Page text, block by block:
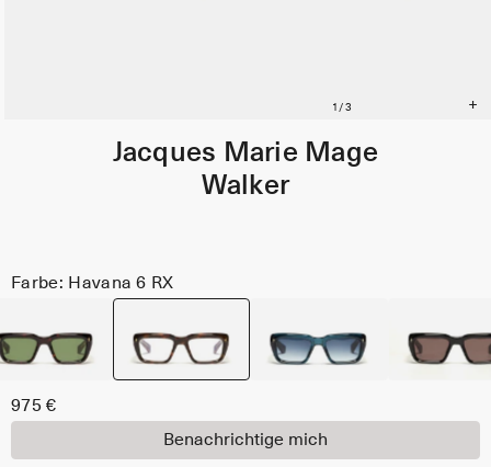
Jacques Marie Mage
Walker
Farbe: Havana 6 RX
975 €
Benachrichtige mich